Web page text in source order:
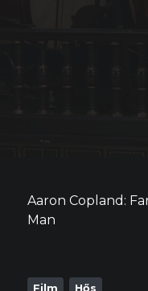
Aaron Copland:
Man
Film Hős